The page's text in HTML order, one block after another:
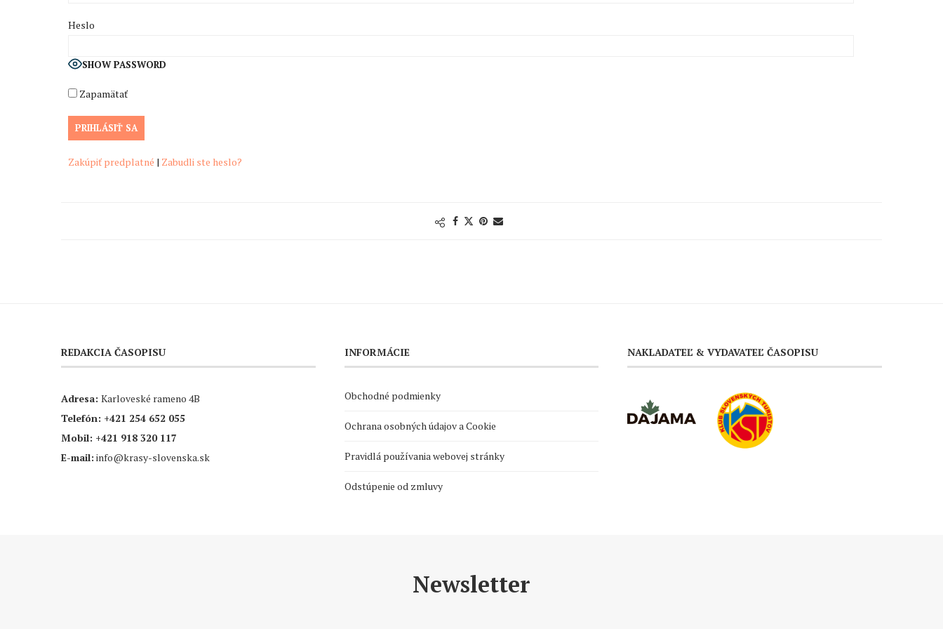
Heslo
SHOW PASSWORD
Zapamätať
Zakúpiť predplatné | Zabudli ste heslo?
REDAKCIA ČASOPISU
Adresa: Karloveské rameno 4B
Telefón: +421 254 652 055
Mobil: +421 918 320 117
E-mail: info@krasy-slovenska.sk
INFORMÁCIE
Obchodné podmienky
Ochrana osobných údajov a Cookie
Pravidlá používania webovej stránky
Odstúpenie od zmluvy
NAKLADATEĽ & VYDAVATEĽ ČASOPISU
Newsletter